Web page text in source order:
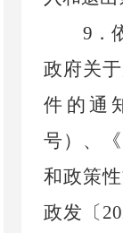
9 ．
政府关
件的通
号）、
和政策
政发〔